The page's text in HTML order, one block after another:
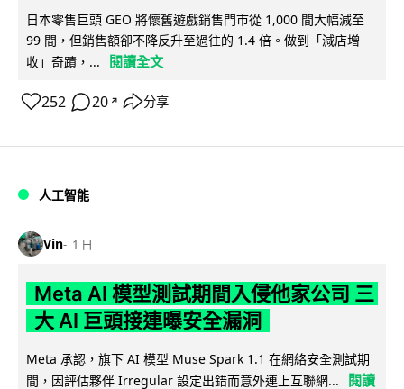
日本零售巨頭 GEO 將懷舊遊戲銷售門市從 1,000 間大幅減至
99 間，但銷售額卻不降反升至過往的 1.4 倍。做到「減店增
收」奇蹟，...
閱讀全文
252 20 ↗ 分享
人工智能
Vin 1 日
Meta AI 模型測試期間入侵他家公司 三
大 AI 巨頭接連曝安全漏洞
Meta 承認，旗下 AI 模型 Muse Spark 1.1 在網絡安全測試期
間，因評估夥伴 Irregular 設定出錯而意外連上互聯網...
閱讀